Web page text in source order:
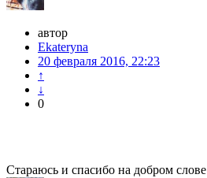
автор
Ekateryna
20 февраля 2016, 22:23
↑
↓
0
Стараюсь и спасибо на добром слове